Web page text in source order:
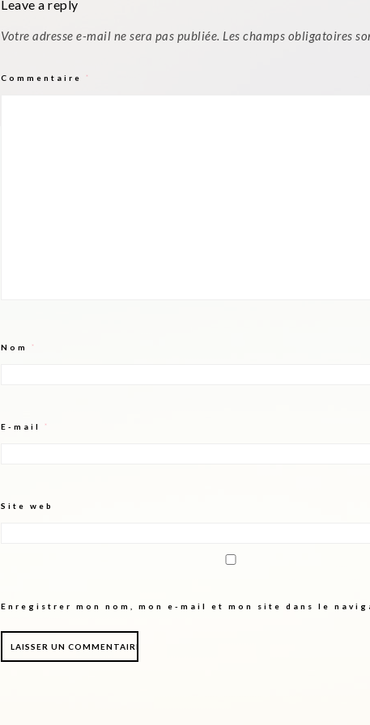
Leave a reply
Votre adresse e-mail ne sera pas publiée. Les champs obligatoires
Commentaire *
Nom *
E-mail *
Site web
Enregistrer mon nom, mon e-mail et mon site dans le